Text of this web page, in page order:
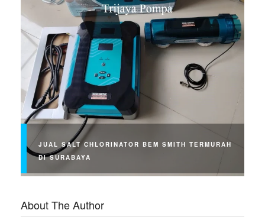
JUAL SALT CHLORINATOR BEM SMITH TERMURAH
DI SURABAYA
About The Author